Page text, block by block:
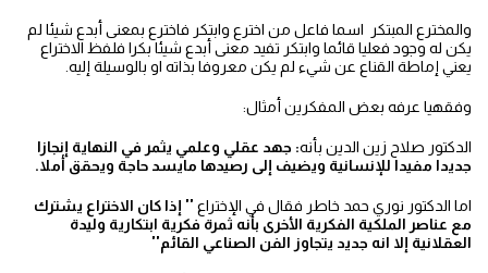
والمخترع المبتكر اسما فاعل من اخترع وابتكر فاخترع بمعنى أبدع شيئا لم
يكن له وجود فعليا قائما وابتكر تفيد معنى أبدع شيئا بكرا فلفظ الاختراع
يعني إماطة القناع عن شيء لم يكن معروفا بذاته او بالوسيلة إليه.
وفقهيا عرفه بعض المفكرين أمثال:
الدكتور صلاح زين الدين بأنه: جهد عقلي وعلمي يثمر في النهاية إنجازا
جديدا مفيدا للإنسانية ويضيف إلى رصيدها مايسد حاجة ويحقق أملا.
اما الدكتور نوري حمد خاطر فقال في الإختراع '' إذا كان الاختراع يشترك
مع عناصر الملكية الفكرية الأخرى بأنه ثمرة فكرية ابتكارية وليدة
العقلانية إلا انه جديد يتجاوز الفن الصناعي القائم''